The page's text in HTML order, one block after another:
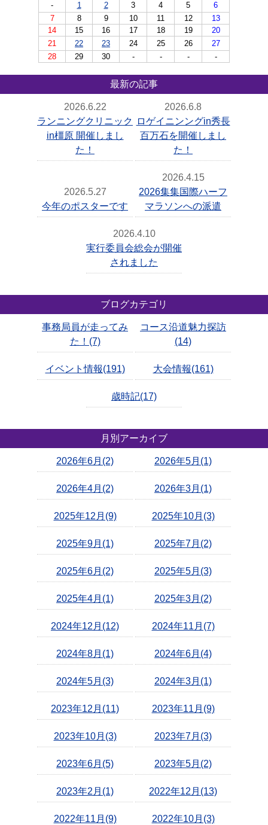
-
1 2 3 4 5
6
7
8 9 10 11 12
13
14
15 16 17 18 19
20
21
22 23 24 25 26
27
28
29 30 - - - -
最新の記事
2026.6.22
ランニングクリニック
in橿原 開催しまし
た！
2026.6.8
ロゲイニンングin秀長
百万石を開催しまし
た！
2026.5.27
今年のポスターです
2026.4.15
2026集集国際ハーフ
マラソンへの派遣
2026.4.10
実行委員会総会が開催
されました
ブログカテゴリ
事務局員が走ってみ
た！(7)
コース沿道魅力探訪
(14)
イベント情報(191) 大会情報(161)
歳時記(17)
月別アーカイブ
2026年6月(2) 2026年5月(1)
2026年4月(2) 2026年3月(1)
2025年12月(9) 2025年10月(3)
2025年9月(1) 2025年7月(2)
2025年6月(2) 2025年5月(3)
2025年4月(1) 2025年3月(2)
2024年12月(12) 2024年11月(7)
2024年8月(1) 2024年6月(4)
2024年5月(3) 2024年3月(1)
2023年12月(11) 2023年11月(9)
2023年10月(3) 2023年7月(3)
2023年6月(5) 2023年5月(2)
2023年2月(1) 2022年12月(13)
2022年11月(9) 2022年10月(3)